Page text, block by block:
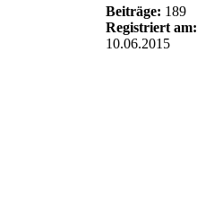
Beiträge: 189
Registriert am:
10.06.2015